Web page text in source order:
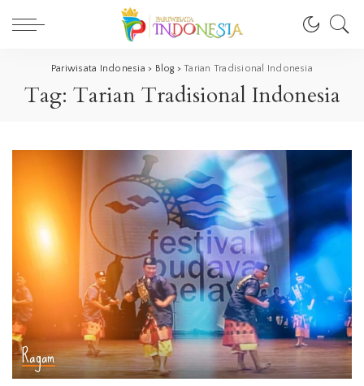
Pariwisata Indonesia > Blog >Tarian Tradisional Indonesia
Tag: Tarian Tradisional Indonesia
Ragam